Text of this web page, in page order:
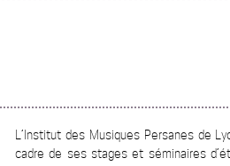
L’Institut des Musiques Persanes de
cadre de ses stages et séminaires